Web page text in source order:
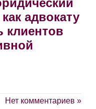
адвокату
клиентов
Нет комментариев »